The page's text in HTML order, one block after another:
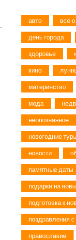
авто всё
день города
здоровье
кино
материнство
мода
неопознанное
новогодние
новости
памятные даты
подарки на
подготовка к
поздравления
православие